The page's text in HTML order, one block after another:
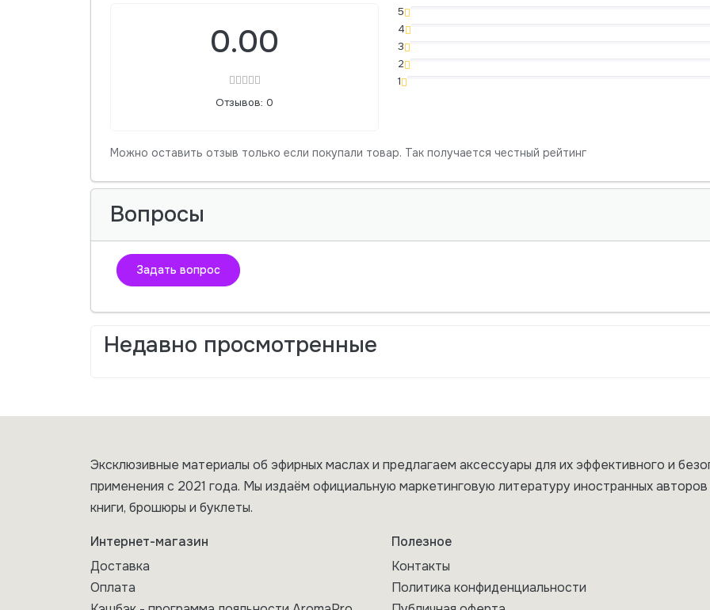
0.00
Отзывов: 0
5
4
3
2
1
Можно оставить отзыв только если покупали товар. Так получается честный рейтинг
Вопросы
Задать вопрос
Недавно просмотренные
Эксклюзивные материалы об эфирных маслах и предлагаем аксессуары для их эффективного и
применения с 2021 года. Мы издаём официальную маркетинговую литературу иностранных авторов
книги, брошюры и буклеты.
Интернет-магазин
Доставка
Оплата
Полезное
Контакты
Политика конфиденциальности